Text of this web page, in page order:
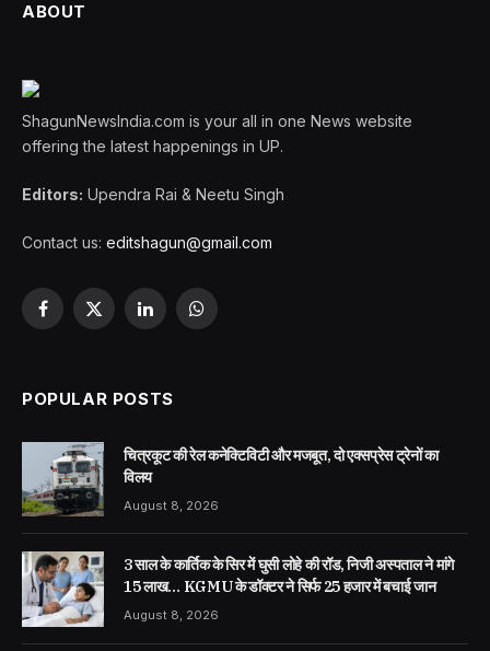
ABOUT
ShagunNewsIndia.com is your all in one News website
offering the latest happenings in UP.
Editors: Upendra Rai & Neetu Singh
Contact us: editshagun@gmail.com
Facebook
X
LinkedInWhatsApp
POPULAR POSTS
चित्रकूट की रेल कनेक्टिविटी और मजबूत, दो एक्सप्रेस ट्रेनों का
विलय
August 8, 2026
3 साल के कार्तिक के सिर में घुसी लोहे की रॉड, निजी अस्पताल ने मांगे
15 लाख… KGMU के डॉक्टर ने सिर्फ 25 हजार में बचाई जान
August 8, 2026